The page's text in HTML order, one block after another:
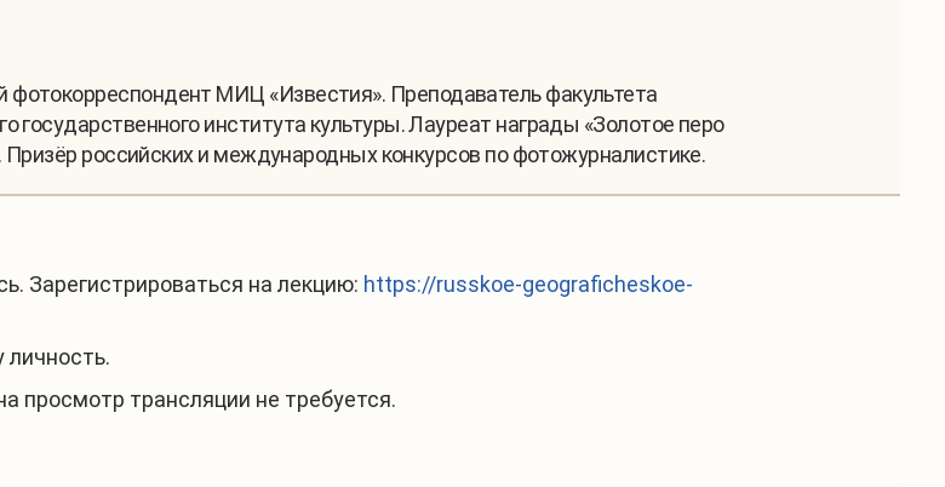
МИЦ «Известия». Преподаватель факультета
института культуры. Лауреат награды «Золотое перо
российских и международных конкурсов по фотожурналистике.
Зарегистрироваться на лекцию: https://russkoe-geograficheskoe-
просмотр трансляции не требуется.